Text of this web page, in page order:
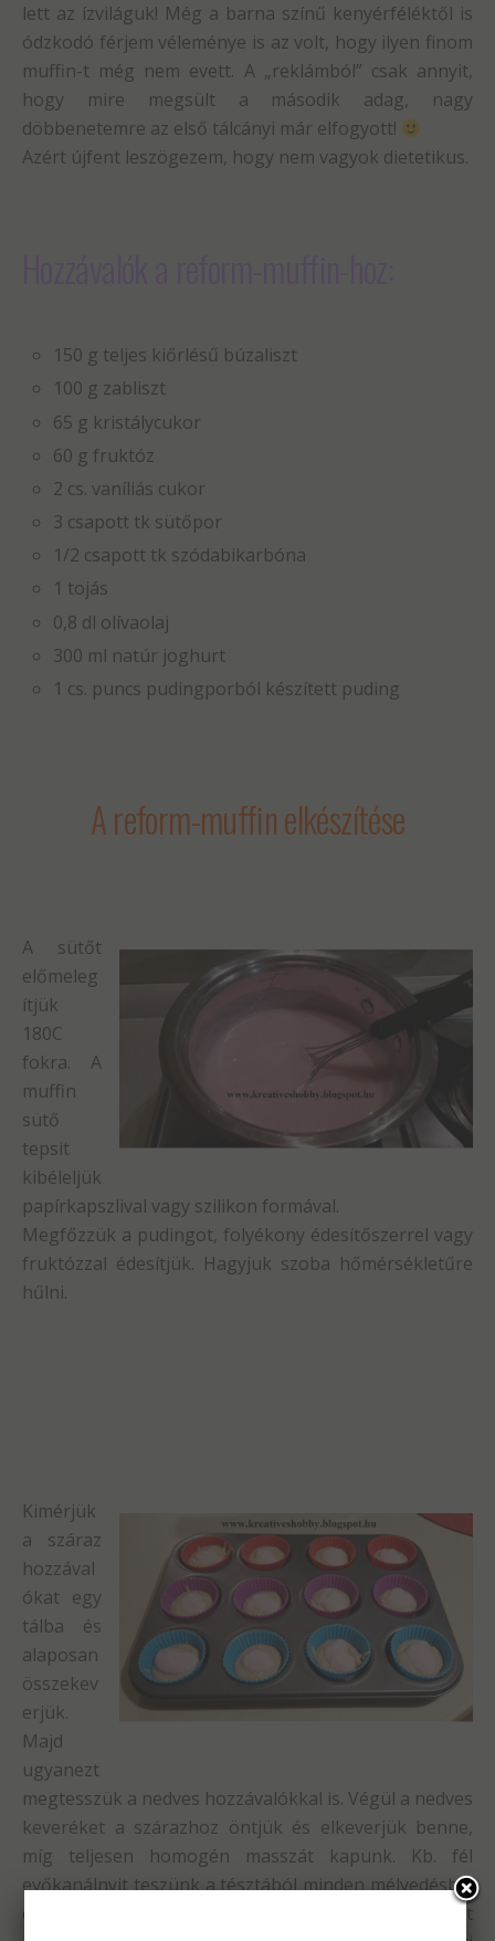
lett az ízviláguk! Még a barna színű kenyérféléktől is
ódzkodó férjem véleménye is az volt, hogy ilyen finom
muffin-t még nem evett. A „reklámból” csak annyit,
hogy mire megsült a második adag, nagy
döbbenetemre az első tálcányi már elfogyott!
Azért újfent leszögezem, hogy nem vagyok dietetikus.
150 g teljes kiőrlésű búzaliszt
100 g zabliszt
65 g kristálycukor
60 g fruktóz
2 cs. vaníliás cukor
3 csapott tk sütőpor
1/2 csapott tk szódabikarbóna
1 tojás
0,8 dl olívaolaj
300 ml natúr joghurt
1 cs. puncs pudingporból készített puding
A reform-muffin elkészítése
A sütőt
előmeleg
ítjük
180C
fokra. A
muffin
sütő
tepsit
kibéleljük
papírkapszlival vagy szilikon formával.
Megfőzzük a pudingot, folyékony édesítőszerrel vagy
fruktózzal édesítjük. Hagyjuk szoba hőmérsékletűre
hűlni.
Kimérjük
a száraz
hozzával
ókat egy
tálba és
alaposan
összekev
erjük.
Majd
ugyanezt
megtesszük a nedves hozzávalókkal is. Végül a nedves
keveréket a szárazhoz öntjük és elkeverjük benne,
míg teljesen homogén masszát kapunk. Kb. fél
evőkanálnyit teszünk a tésztából minden mélyedésbe,
ezeknek a közepére egy teáskanálnyi pudingot